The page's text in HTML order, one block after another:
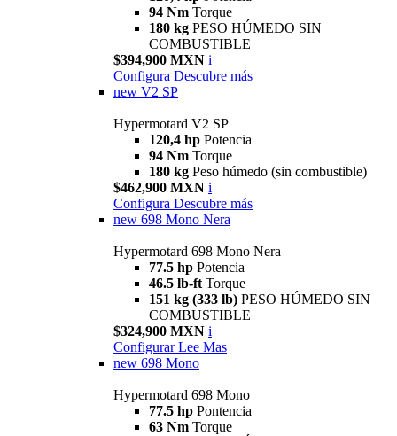
94 Nm Torque
180 kg PESO HÚMEDO SIN
COMBUSTIBLE
$394,900 MXN i
Configura Descubre más
new V2 SP
Hypermotard V2 SP
120,4 hp Potencia
94 Nm Torque
180 kg Peso húmedo (sin combustible)
$462,900 MXN i
Configura Descubre más
new 698 Mono Nera
Hypermotard 698 Mono Nera
77.5 hp Potencia
46.5 lb-ft Torque
151 kg (333 lb) PESO HÚMEDO SIN
COMBUSTIBLE
$324,900 MXN i
Configurar Lee Mas
new 698 Mono
Hypermotard 698 Mono
77.5 hp Pontencia
63 Nm Torque